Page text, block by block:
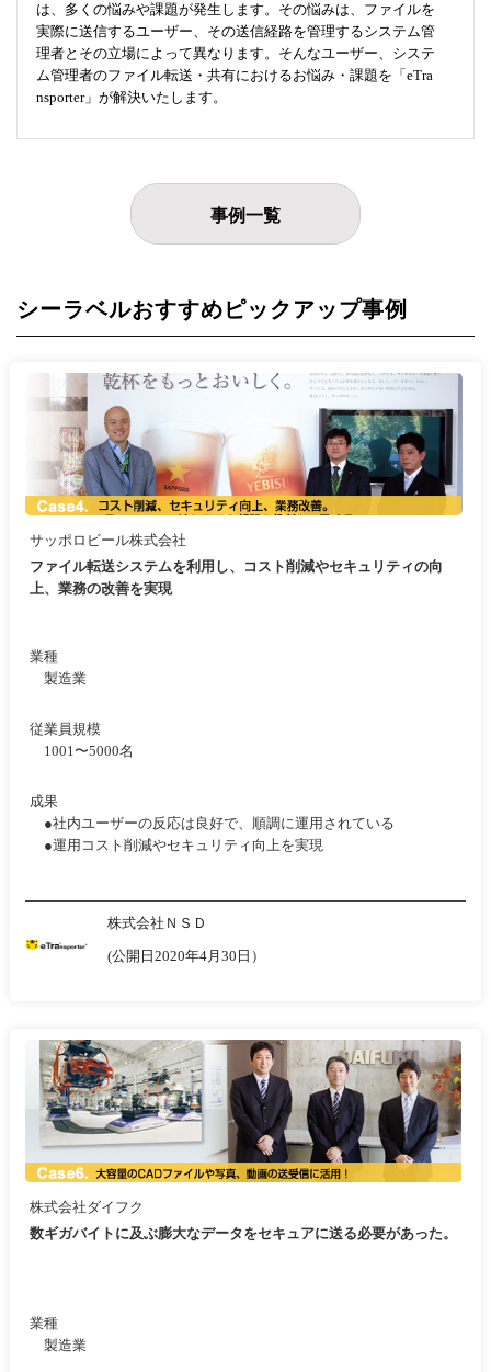
は、多くの悩みや課題が発生します。その悩みは、ファイルを
実際に送信するユーザー、その送信経路を管理するシステム管
理者とその立場によって異なります。そんなユーザー、システ
ム管理者のファイル転送・共有におけるお悩み・課題を「eTra
nsporter」が解決いたします。
事例一覧
シーラベルおすすめピックアップ事例
サッポロビール株式会社
ファイル転送システムを利用し、コスト削減やセキュリティの向
上、業務の改善を実現
業種
製造業
従業員規模
1001〜5000名
成果
●社内ユーザーの反応は良好で、順調に運用されている
●運用コスト削減やセキュリティ向上を実現
株式会社ＮＳＤ
(公開日2020年4月30日）
株式会社ダイフク
数ギガバイトに及ぶ膨大なデータをセキュアに送る必要があった。
業種
製造業